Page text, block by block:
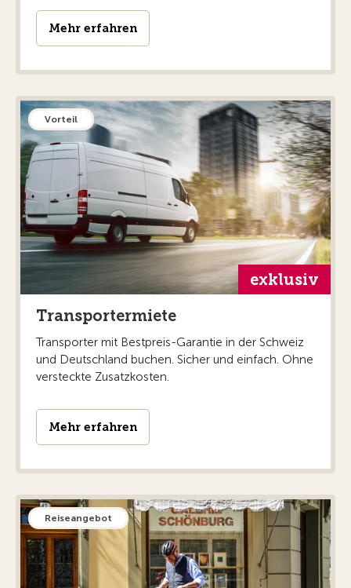
Mehr erfahren
Vorteil
exklusiv
Transportermiete
Transporter mit Bestpreis-Garantie in der Schweiz
und Deutschland buchen. Sicher und einfach. Ohne
versteckte Zusatzkosten.
Mehr erfahren
Reiseangebot